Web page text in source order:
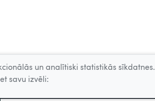
un analītiski statistikās sīkdatnes.
savu izvēli: